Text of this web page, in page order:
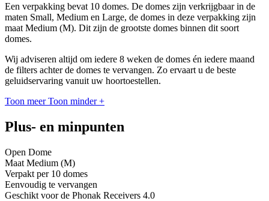
Een verpakking bevat 10 domes. De domes zijn verkrijgbaar in de
maten Small, Medium en Large, de domes in deze verpakking zijn
maat Medium (M). Dit zijn de grootste domes binnen dit soort
domes.
Wij adviseren altijd om iedere 8 weken de domes én iedere maand
de filters achter de domes te vervangen. Zo ervaart u de beste
geluidservaring vanuit uw hoortoestellen.
Toon meer Toon minder +
Plus- en minpunten
Open Dome
Maat Medium (M)
Verpakt per 10 domes
Eenvoudig te vervangen
Geschikt voor de Phonak Receivers 4.0